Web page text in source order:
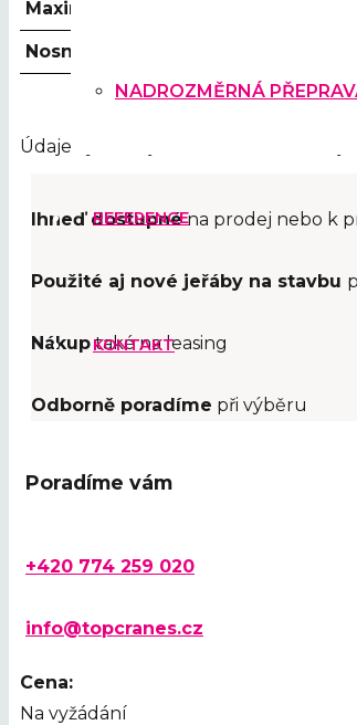
NADROZMĚRNÁ
REFERENCE
KONTAKT
Maximální nosnost
Nosnost na hrotu
Údaje vycházejí z možného osazení
Ihneď dostupnéna prodej nebo k
Použité aj nové jeřáby na stavbu
Nákuptaké na leasing
Odborně poradíme při výběru
Poradíme vám
+420 774 259 020
info@topcranes.cz
Cena:
Na vyžádání